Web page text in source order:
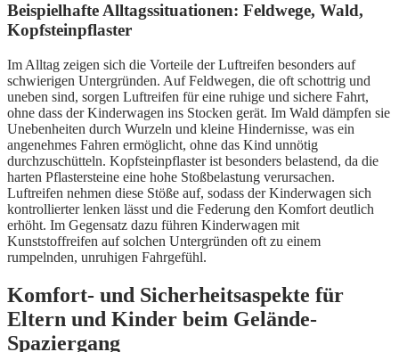
Beispielhafte Alltagssituationen: Feldwege, Wald,
Kopfsteinpflaster
Im Alltag zeigen sich die Vorteile der Luftreifen besonders auf
schwierigen Untergründen. Auf Feldwegen, die oft schottrig und
uneben sind, sorgen Luftreifen für eine ruhige und sichere Fahrt,
ohne dass der Kinderwagen ins Stocken gerät. Im Wald dämpfen sie
Unebenheiten durch Wurzeln und kleine Hindernisse, was ein
angenehmes Fahren ermöglicht, ohne das Kind unnötig
durchzuschütteln. Kopfsteinpflaster ist besonders belastend, da die
harten Pflastersteine eine hohe Stoßbelastung verursachen.
Luftreifen nehmen diese Stöße auf, sodass der Kinderwagen sich
kontrollierter lenken lässt und die Federung den Komfort deutlich
erhöht. Im Gegensatz dazu führen Kinderwagen mit
Kunststoffreifen auf solchen Untergründen oft zu einem
rumpelnden, unruhigen Fahrgefühl.
Komfort- und Sicherheitsaspekte für
Eltern und Kinder beim Gelände-
Spaziergang